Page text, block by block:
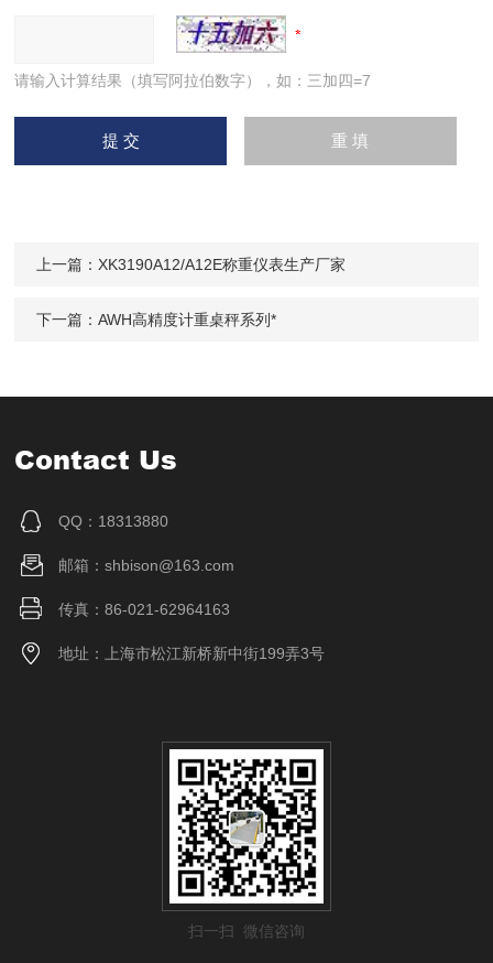
请输入计算结果（填写阿拉伯数字），如：三加四=7
上一篇： XK3190A12/A12E称重仪表生产厂家
下一篇：AWH高精度计重桌秤系列*
Contact Us
QQ：18313880
邮箱：shbison@163.com
传真：86-021-62964163
地址：上海市松江新桥新中街199弄3号
扫一扫 微信咨询